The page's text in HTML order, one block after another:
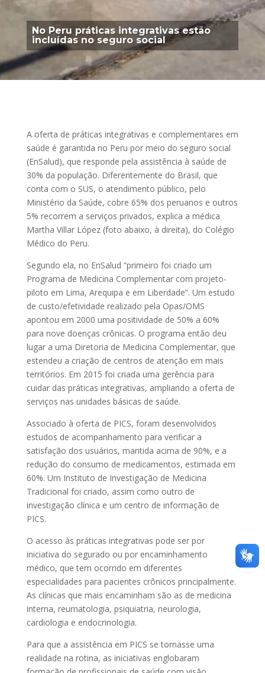
No Peru práticas integrativas estão
incluídas no seguro social
A oferta de práticas integrativas e complementares em
saúde é garantida no Peru por meio do seguro social
(EnSalud), que responde pela assistência à saúde de
30% da população. Diferentemente do Brasil, que
conta com o SUS, o atendimento público, pelo
Ministério da Saúde, cobre 65% dos peruanos e outros
5% recorrem a serviços privados, explica a médica
Martha Villar López (foto abaixo, à direita), do Colégio
Médico do Peru.
Segundo ela, no EnSalud “primeiro foi criado um
Programa de Medicina Complementar com projeto-
piloto em Lima, Arequipa e em Liberdade”. Um estudo
de custo/efetividade realizado pela Opas/OMS
apontou em 2000 uma positividade de 50% a 60%
para nove doenças crônicas. O programa então deu
lugar a uma Diretoria de Medicina Complementar, que
estendeu a criação de centros de atenção em mais
territórios. Em 2015 foi criada uma gerência para
cuidar das práticas integrativas, ampliando a oferta de
serviços nas unidades básicas de saúde.
Associado à oferta de PICS, foram desenvolvidos
estudos de acompanhamento para verificar a
satisfação dos usuários, mantida acima de 90%, e a
redução do consumo de medicamentos, estimada em
60%. Um Instituto de Investigação de Medicina
Tradicional foi criado, assim como outro de
investigação clínica e um centro de informação de
PICS.
O acesso às práticas integrativas pode ser por
iniciativa do segurado ou por encaminhamento
médico, que tem ocorrido em diferentes
especialidades para pacientes crônicos principalmente.
As clínicas que mais encaminham são as de medicina
interna, reumatologia, psiquiatria, neurologia,
cardiologia e endocrinologia.
Para que a assistência em PICS se tornasse uma
realidade na rotina, as iniciativas englobaram